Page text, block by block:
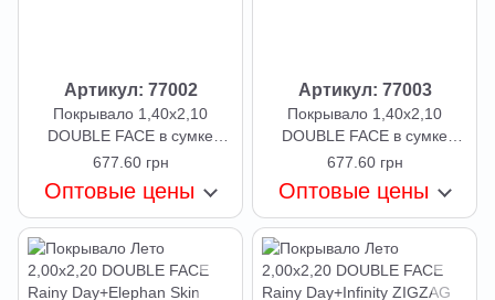
Артикул: 77002
Покрывало 1,40x2,10
DOUBLE FACE в сумке
ARCLOUD (покрывало
1,40*2,10 Porpoise/Nirvana/
зигзаг)
677.60 грн
Оптовые цены
Артикул: 77003
Покрывало 1,40x2,10
DOUBLE FACE в сумке
ARCLOUD (покрывало
1,40*2,10 Satelite/Infinity/
зигзаг)
677.60 грн
Оптовые цены